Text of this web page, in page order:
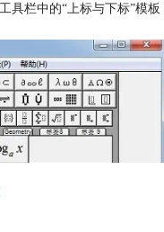
具栏中的“上标与下标”模板